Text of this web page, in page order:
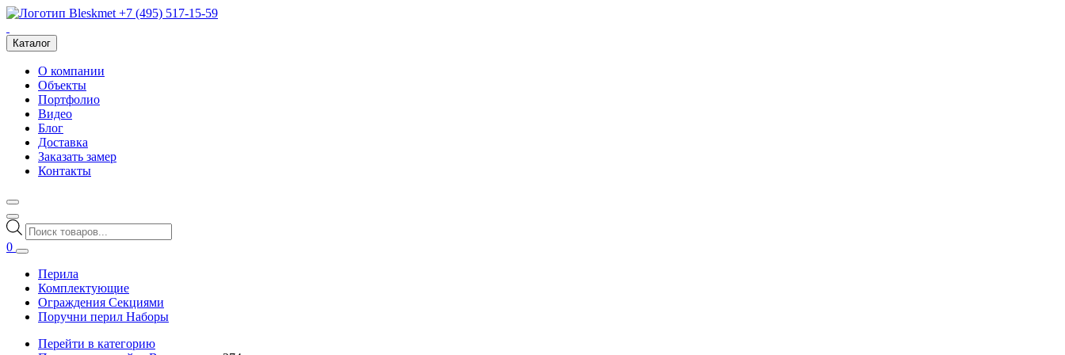
+7 (495) 517-15-59
Каталог
О компании
Объекты
Портфолио
Видео
Блог
Доставка
Заказать замер
Контакты
Поиск
товаров
0
Перила
Комплектующие
Ограждения Секциями
Поручни перил Наборы
Перейти в категорию